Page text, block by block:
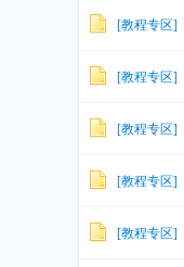
[教程专区]
[教程专区]
[教程专区]
[教程专区]
[教程专区]